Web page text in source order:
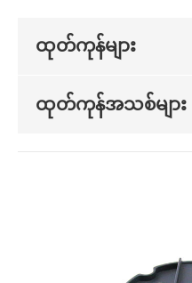
ထုတ်ကုန်များ
ထုတ်ကုန်အသစ်များ